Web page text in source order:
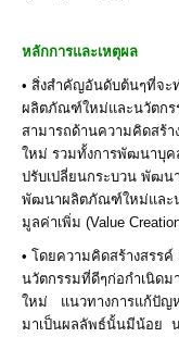
หลักการและเหตุผล
• สิ่งสำคัญอันดับต้นๆที่จ
ผลิตภัณฑ์ใหม่และนวัตกร
สามารถด้านความคิดสร้
ใหม่ รวมทั้งการพัฒนาบุค
ปรับเปลี่ยนกระบวน พัฒน
พัฒนาผลิตภัณฑ์ใหม่และน
มูลค่าเพิ่ม (Value
• โดยความคิดสร้างสรรค์
นวัตกรรมที่ดีๆก่อกำเนิด
ใหม่ แนวทางการแก้ปัญ
มาเป็นผลลัพธ์นั้นมีน้อย น